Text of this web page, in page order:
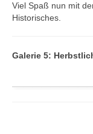
Viel Spaß nun mit
Historisches.
Galerie 5: